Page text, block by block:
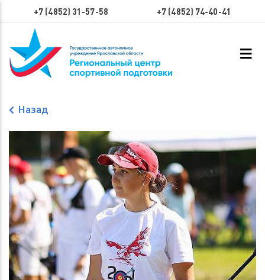
+7 (4852) 31-57-58 +7 (4852) 74-40-41
Назад